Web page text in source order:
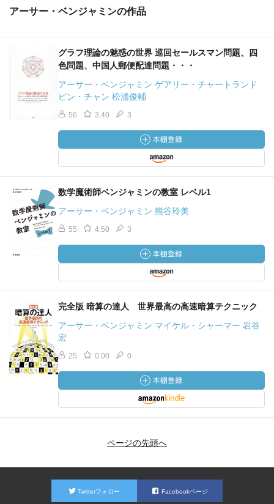
アーサー・ベンジャミンの作品
グラフ理論の魅惑の世界 巡回セールスマン問題、四
色問題、中国人郵便配達問題・・・
アーサー・ベンジャミン ゲアリー・チャートランド
ピン・チャン 松浦俊輔
56 3.40 3
数学魔術師ベンジャミンの教室 レベル1
アーサー・ベンジャミン 熊谷玲美
55 4.50 3
完全版 暗算の達人 世界最高の高速暗算テクニック
アーサー・ベンジャミン マイケル・シャーマー 岩谷
宏
25 0.00 0
ページの先頭へ
Twitterフォロー Facebookページ